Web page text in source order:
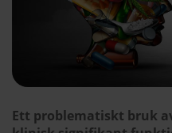
Ett problematiskt bruk